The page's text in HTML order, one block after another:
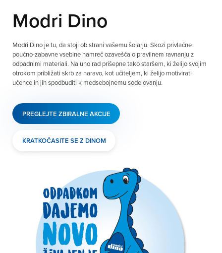
Modri Dino
Modri Dino je tu, da stoji ob strani vašemu šolarju. Skozi privlačne
poučno-zabavne vsebine namreč ozavešča o pravilnem ravnanju z
odpadnimi materiali. Na uho rad prišepne tako staršem, ki želijo svojim
otrokom približati skrb za naravo, kot učiteljem, ki želijo motivirati
učence in jih spodbuditi k medsebojnemu sodelovanju.
PREGLEJTE ZBIRALNE AKCIJE
KRATKOČASITE SE Z DINOM